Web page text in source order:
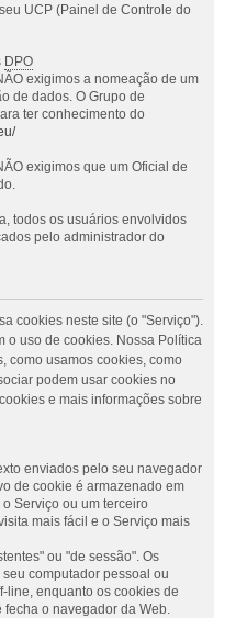
UCP (Painel de Controle do
DPO
exigimos a nomeação de um
de dados. O Grupo de
ter conhecimento do
exigimos que um Oficial de
todos os usuários envolvidos
pelo administrador do
cookies neste site (o "Serviço").
o uso de cookies. Nossa Política
como usamos cookies, como
podem usar cookies no
e mais informações sobre
enviados pelo seu navegador
de cookie é armazenado em
Serviço ou um terceiro
mais fácil e o Serviço mais
ou "de sessão". Os
computador pessoal ou
line, enquanto os cookies de
o navegador da Web.